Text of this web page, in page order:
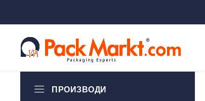
ПРОИЗВОДИ